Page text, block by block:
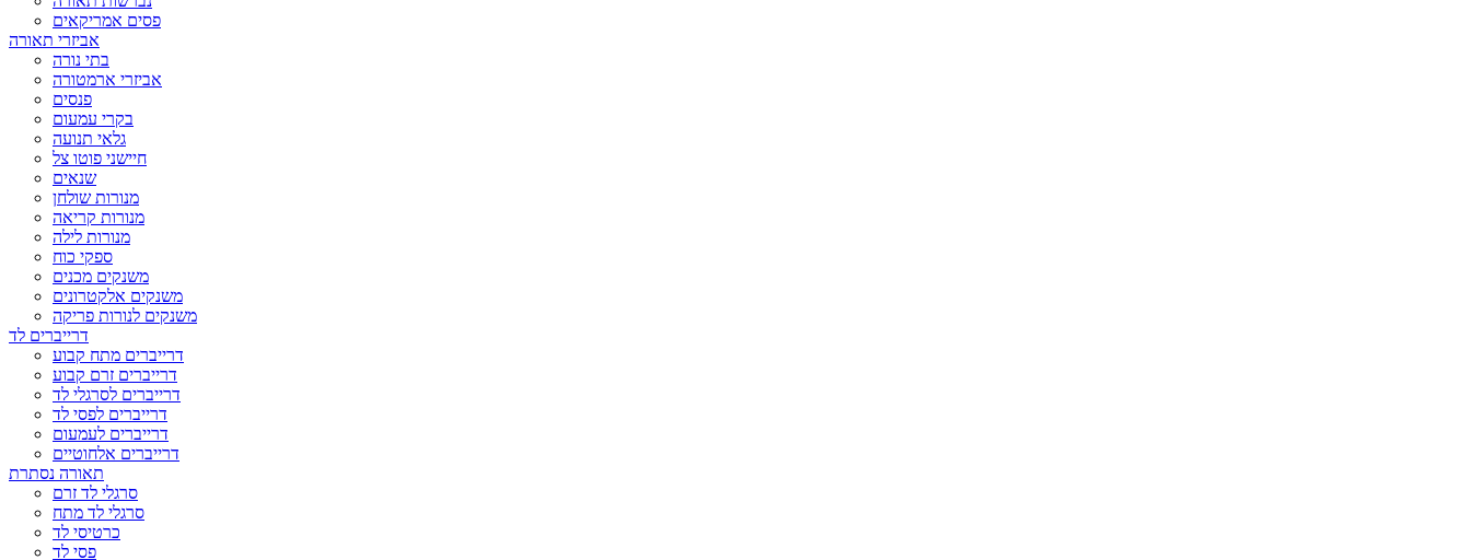
פסים אמריקאים
אביזרי תאורה
בתי נורה
אביזרי ארמטורה
פנסים
בקרי עמעום
גלאי תנועה
חיישני פוטו צל
שנאים
מנורות שולחן
מנורות קריאה
מנורות לילה
ספקי כוח
משנקים מכנים
משנקים אלקטרונים
משנקים לנורות פריקה
דרייברים לד
דרייברים מתח קבוע
דרייברים זרם קבוע
דרייברים לסרגלי לד
דרייברים לפסי לד
דרייברים לעמעום
דרייברים אלחוטיים
תאורה נסתרת
סרגלי לד זרם
סרגלי לד מתח
כרטיסי לד
פסי לד